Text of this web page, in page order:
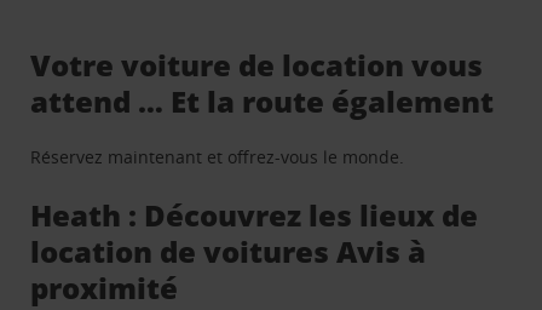
Votre voiture de location vous
attend … Et la route également
Réservez maintenant et offrez-vous le monde.
Heath : Découvrez les lieux de
location de voitures Avis à
proximité